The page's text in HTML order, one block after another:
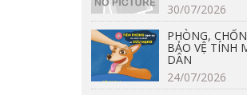
30/07/2026
PHÒNG,
BẢO VỆ TÍNH
DÂN
24/07/2026